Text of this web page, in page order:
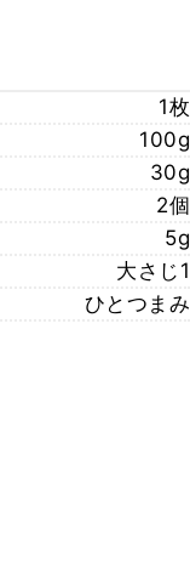
1枚
100g
30g
2個
5g
大さじ1
ひとつまみ